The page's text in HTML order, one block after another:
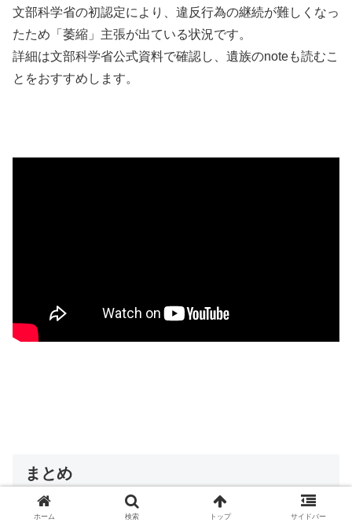
文部科学省の初認定により、違反行為の継続が難しくなっ
たため「萎縮」主張が出ている状況です。
詳細は文部科学省公式資料で確認し、遺族のnoteも読むこ
とをおすすめします。
まとめ
ホーム 検索 トップ サイドバー